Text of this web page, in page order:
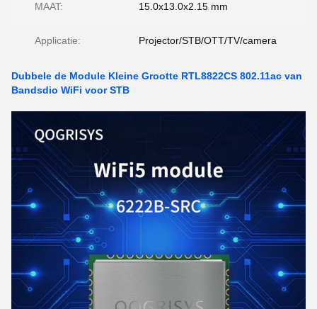
MAAT: 15.0x13.0x2.15 mm
Applicatie: Projector/STB/OTT/TV/camera
Dubbele de Module Kleine Grootte RTL8822CS 802.11ac van
Bandsdio WiFi voor STB